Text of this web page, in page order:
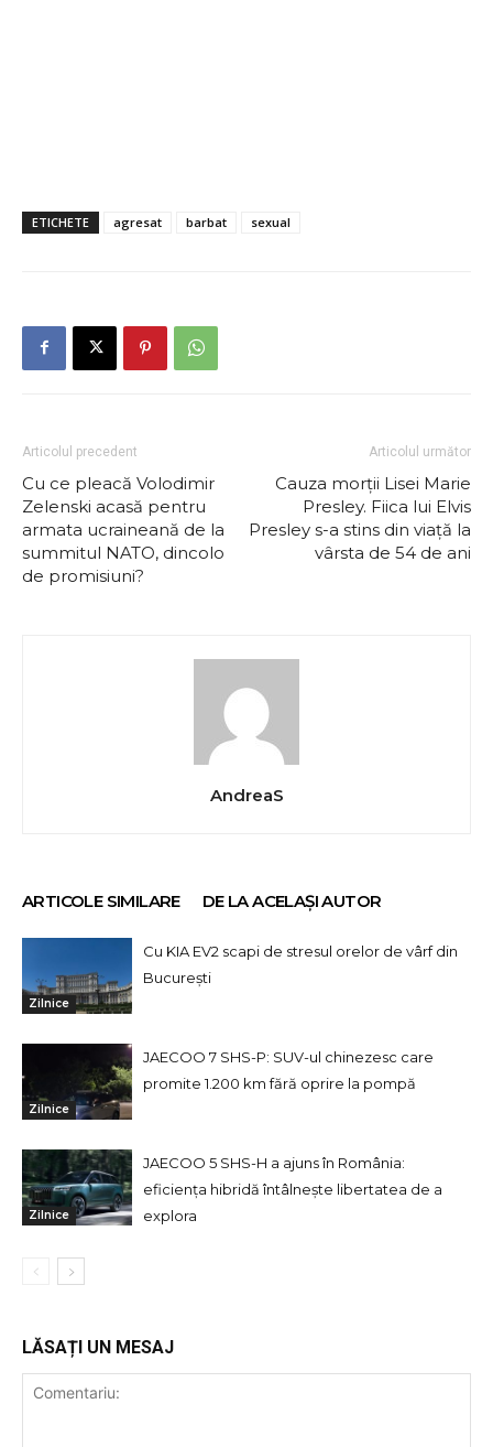
ETICHETE agresat barbat sexual
Articolul precedent
Cu ce pleacă Volodimir
Zelenski acasă pentru
armata ucraineană de la
summitul NATO, dincolo
de promisiuni?
Articolul următor
Cauza morții Lisei Marie
Presley. Fiica lui Elvis
Presley s-a stins din viață la
vârsta de 54 de ani
AndreaS
ARTICOLE SIMILARE DE LA ACELAȘI AUTOR
Zilnice
Cu KIA EV2 scapi de stresul orelor de vârf din
București
Zilnice
JAECOO 7 SHS-P: SUV-ul chinezesc care
promite 1.200 km fără oprire la pompă
Zilnice
JAECOO 5 SHS-H a ajuns în România:
eficiența hibridă întâlnește libertatea de a
explora
LĂSAȚI UN MESAJ